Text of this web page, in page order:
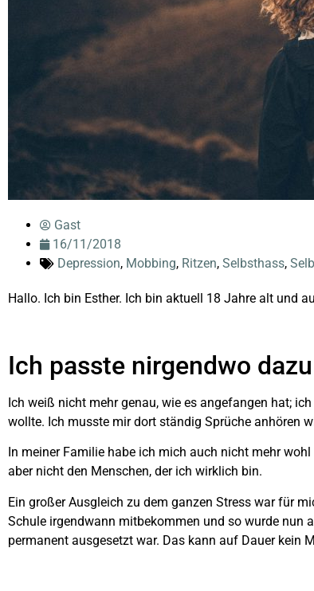
Gast
16/11/2018
Depression, Mobbing, Ritzen, Selbsthass,
Hallo. Ich bin Esther. Ich bin aktuell 18 Jahre alt und
Ich passte nirgendwo dazu
Ich weiß nicht mehr genau, wie es angefangen hat;
wollte. Ich musste mir dort ständig Sprüche anhören
In meiner Familie habe ich mich auch nicht mehr
aber nicht den Menschen, der ich wirklich bin.
Ein großer Ausgleich zu dem ganzen Stress war für
Schule irgendwann mitbekommen und so wurde nun
permanent ausgesetzt war. Das kann auf Dauer kein